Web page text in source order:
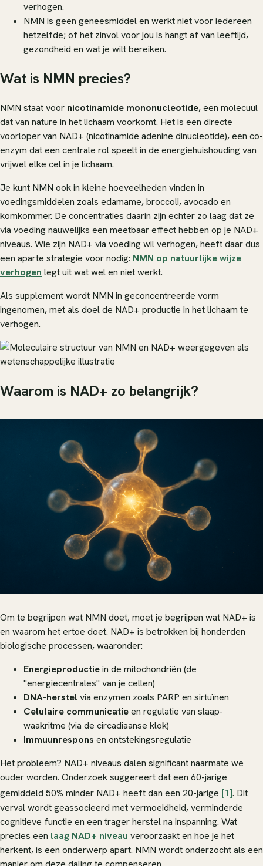
verhogen.
NMN is geen geneesmiddel en werkt niet voor iedereen
hetzelfde; of het zinvol voor jou is hangt af van leeftijd,
gezondheid en wat je wilt bereiken.
Wat is NMN precies?
NMN staat voor nicotinamide mononucleotide, een molecuul
dat van nature in het lichaam voorkomt. Het is een directe
voorloper van NAD+ (nicotinamide adenine dinucleotide), een co-
enzym dat een centrale rol speelt in de energiehuishouding van
vrijwel elke cel in je lichaam.
Je kunt NMN ook in kleine hoeveelheden vinden in
voedingsmiddelen zoals edamame, broccoli, avocado en
komkommer. De concentraties daarin zijn echter zo laag dat ze
via voeding nauwelijks een meetbaar effect hebben op je NAD+
niveaus. Wie zijn NAD+ via voeding wil verhogen, heeft daar dus
een aparte strategie voor nodig: NMN op natuurlijke wijze
verhogen legt uit wat wel en niet werkt.
Als supplement wordt NMN in geconcentreerde vorm
ingenomen, met als doel de NAD+ productie in het lichaam te
verhogen.
Waarom is NAD+ zo belangrijk?
Om te begrijpen wat NMN doet, moet je begrijpen wat NAD+ is
en waarom het ertoe doet. NAD+ is betrokken bij honderden
biologische processen, waaronder:
Energieproductiein de mitochondriën (de
"energiecentrales" van je cellen)
DNA-herstel via enzymen zoals PARP en sirtuïnen
Celulaire communicatieen regulatie van slaap-
waakritme (via de circadiaanse klok)
Immuunrespons en ontstekingsregulatie
Het probleem? NAD+ niveaus dalen significant naarmate we
ouder worden. Onderzoek suggereert dat een 60-jarige
gemiddeld 50% minder NAD+ heeft dan een 20-jarige [1]. Dit
verval wordt geassocieerd met vermoeidheid, verminderde
cognitieve functie en een trager herstel na inspanning. Wat
precies een laag NAD+ niveau veroorzaakt en hoe je het
herkent, is een onderwerp apart. NMN wordt onderzocht als een